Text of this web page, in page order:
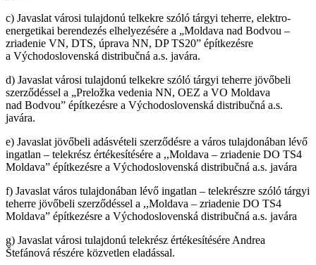
c) Javaslat városi tulajdonú telkekre szóló tárgyi teherre, elektro-
energetikai berendezés elhelyezésére a „Moldava nad Bodvou –
zriadenie VN, DTS, úprava NN, DP TS20” építkezésre
a Východoslovenská distribučná a.s. javára.
d) Javaslat városi tulajdonú telkekre szóló tárgyi teherre jövőbeli
szerződéssel a „Preložka vedenia NN, OEZ a VO Moldava
nad Bodvou” építkezésre a Východoslovenská distribučná a.s.
javára.
e) Javaslat jövőbeli adásvételi szerződésre a város tulajdonában lévő
ingatlan – telekrész értékesítésére a ,,Moldava – zriadenie DO TS4
Moldava” építkezésre a Východoslovenská distribučná a.s. javára
f) Javaslat város tulajdonában lévő ingatlan – telekrészre szóló tárgyi
teherre jövőbeli szerződéssel a ,,Moldava – zriadenie DO TS4
Moldava” építkezésre a Východoslovenská distribučná a.s. javára
g) Javaslat városi tulajdonú telekrész értékesítésére Andrea
Štefánová részére közvetlen eladással.